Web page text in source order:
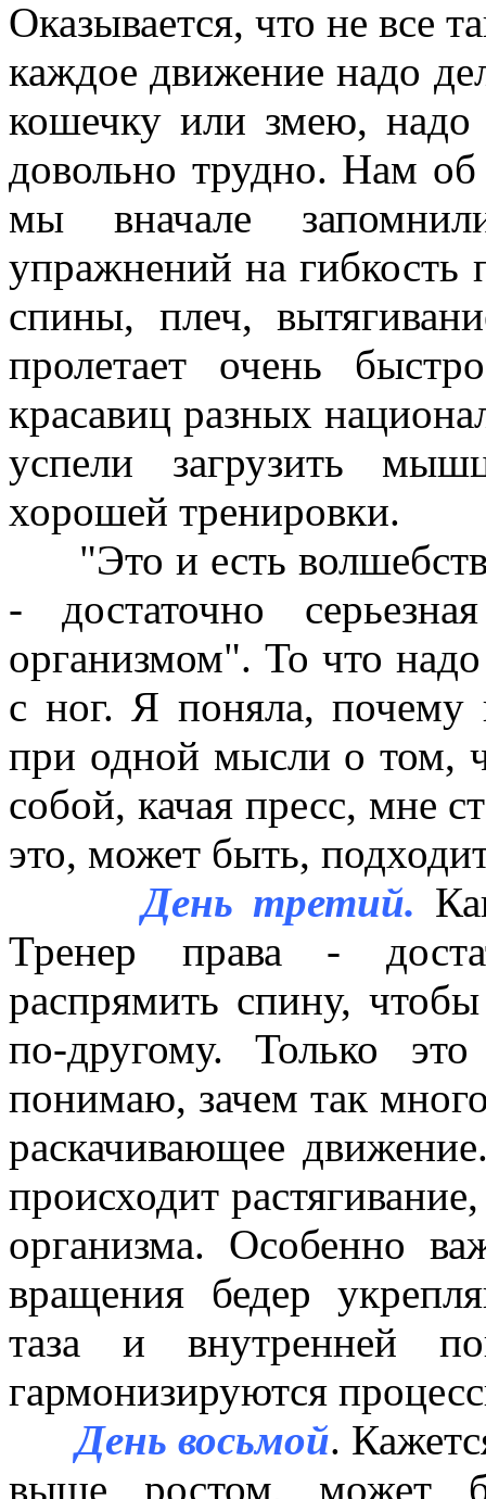
Оказывается, что не все
каждое движение надо
кошечку или змею, надо
довольно трудно. Нам
мы вначале
упражнений на гибкость
спины, плеч,
пролетает очень
красавиц разных
успели загрузить
хорошей тренировки.
"Это и есть
- достаточно
организмом". То что
с ног. Я поняла, почему
при одной мысли о том,
собой, качая пресс, мне
это, может быть,
День третий.
Тренер права -
распрямить спину,
по-другому. Только
понимаю, зачем так
раскачивающее
происходит
организма. Особенно
вращения бедер
таза и внутренней
гармонизируются
День восьмой.
выше ростом, может